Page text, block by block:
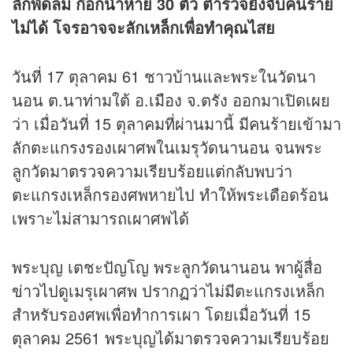
ไม่ได้ โจรอาจจะลักเหล็กเพื่อทำคุณไสย
วันที่ 17 ตุลาคม 61 ชาวบ้านและพระในวัดนา
นอน ต.นาท่ามใต้ อ.เมือง จ.ตรัง ออกมาเปิดเผย
ว่า เมื่อวันที่ 15 ตุลาคมที่ผ่านมานี้ มีคนร้ายเข้ามา
ลักตะแกรงรองเผาศพในเมรุวัดนานอน จนพระ
ลูกวัดมาตรวจความเรียบร้อยแต่กลับพบว่า
ตะแกรงเหล็กรองศพหายไป ทำให้พระเดือดร้อน
เพราะไม่สามารถเผาศพได้
พระบุญ เตชะปัญโญ พระลูกวัดนานอน พาผู้สื่อ
ข่าวไปดูเมรุเผาศพ ปรากฏว่าไม่มีตะแกรงเหล็ก
สำหรับรองศพเพื่อทำการเผา โดยเมื่อวันที่ 15
ตุลาคม 2561 พระบุญได้มาตรวจความเรียบร้อย